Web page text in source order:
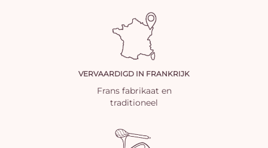
VERVAARDIGD IN FRANKRIJK
Frans fabrikaat en
traditioneel